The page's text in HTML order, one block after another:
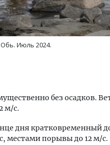
Обь. Июль 2024.
без осадков.
м/с.
дня кратковременный
местами порывы до 12 м/с.
Архитектурный код
земли. Мощение
плитами становится
стандартом